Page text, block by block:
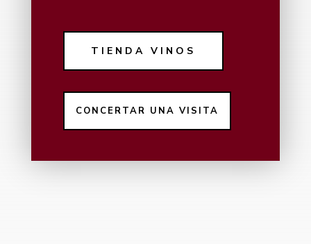
TIENDA VINOS
CONCERTAR UNA VISITA